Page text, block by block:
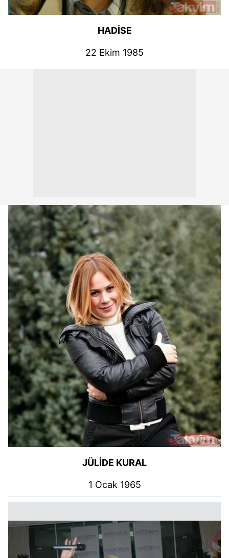
HADİSE
22 Ekim 1985
JÜLİDE KURAL
1 Ocak 1965